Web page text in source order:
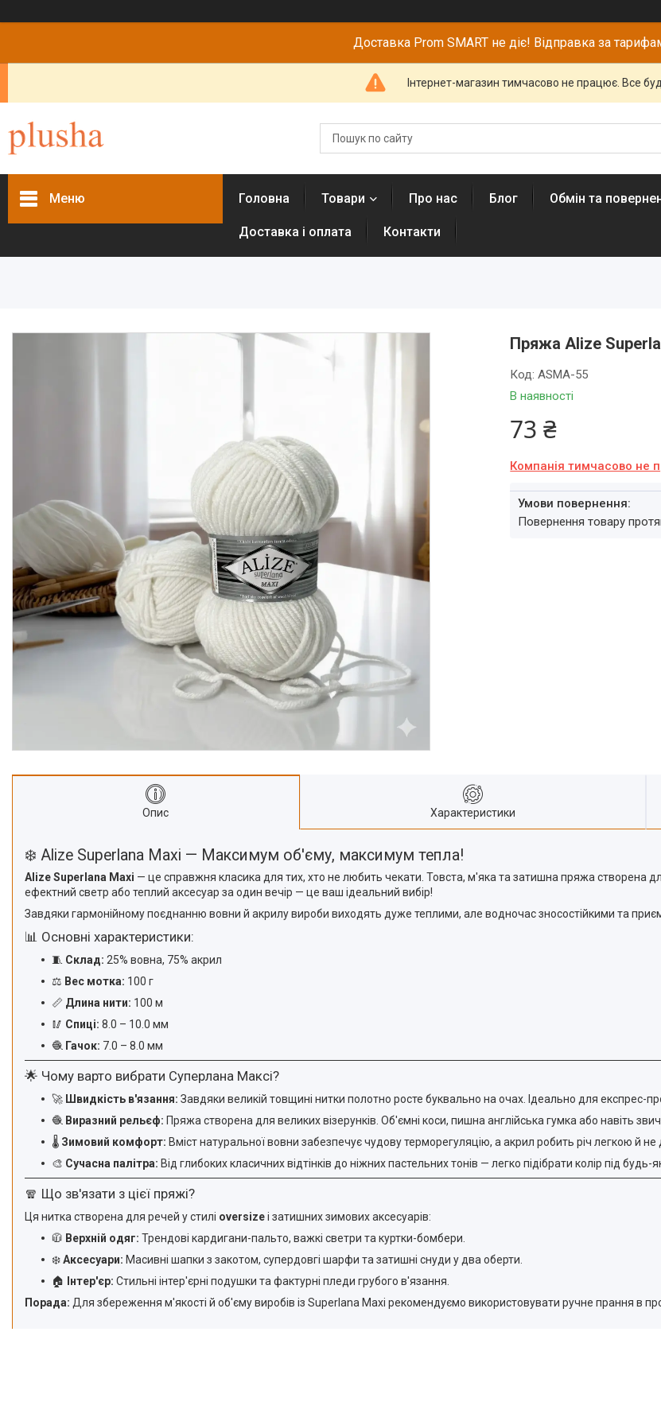
Доставка Prom SMART не діє! Відправка за
Інтернет-магазин тимчасово не працює. Все
Меню Головна Товари Про нас Блог Обмін та
Доставка і оплата Контакти
Пряжа Alize
В наявності
Код:ASMA-55
73 ₴
Компанія тимчасово не
повернення товару
Опис Характеристики
❄️ Alize Superlana Maxi — Максимум об'єму, максимум тепла!
Alize Superlana Maxi — це справжня класика для тих, хто не любить чекати. Товста, м'яка та затишна пряжа створена
ефектний светр або теплий аксесуар за один вечір — це ваш ідеальний вибір!
Завдяки гармонійному поєднанню вовни й акрилу вироби виходять дуже теплими, але водночас зносостійкими та
📊 Основні характеристики:
🧵 Склад: 25% вовна, 75% акрил
⚖️ Вес мотка: 100 г
📏 Длина нити: 100 м
🥢 Спиці: 8.0 – 10.0 мм
🧶 Гачок: 7.0 – 8.0 мм
🌟 Чому варто вибрати Суперлана Максі?
🚀 Швидкість в'язання: Завдяки великій товщині нитки полотно росте буквально на очах. Ідеально для експрес-
🧶 Виразний рельєф: Пряжа створена для великих візерунків. Об'ємні коси, пишна англійська гумка або навіть
🌡️ Зимовий комфорт: Вміст натуральної вовни забезпечує чудову терморегуляцію, а акрил робить річ легкою й не
🎨 Сучасна палітра: Від глибоких класичних відтінків до ніжних пастельних тонів — легко підібрати колір під будь-
🧣 Що зв'язати з цієї пряжі?
Ця нитка створена для речей у стилі oversizeі затишних зимових аксесуарів:
🧥 Верхній одяг: Трендові кардигани-пальто, важкі светри та куртки-бомбери.
❄️Аксесуари: Масивні шапки з закотом, супердовгі шарфи та затишні снуди у два оберти.
🏠
Інтер'єр: Стильні інтер'єрні подушки та фактурні пледи грубого в'язання.
Порада: Для збереження м'якості й об'єму виробів із Superlana Maxi рекомендуємо використовувати ручне прання в